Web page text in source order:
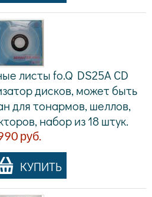
листы fo.Q DS25A CD
дисков, может быть
для тонармов, шеллов,
набор из 18 штук.
руб.
КУПИТЬ